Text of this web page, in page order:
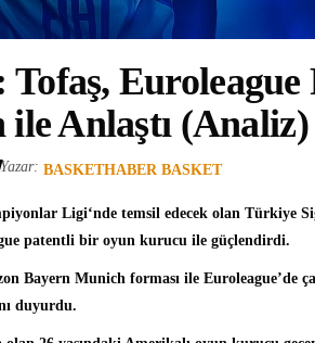
Anlaştı (Analiz)
Yazar: BASKETHABER BASKET
Ligi‘nde temsil edecek olan Türkiye
patentli bir oyun kurucu ile güçlendirdi.
Bayern Munich forması ile Euroleague’de
duyurdu.